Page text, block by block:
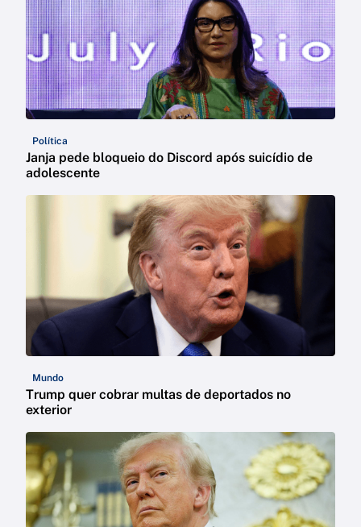
Política
Janja pede bloqueio do Discord após suicídio de
adolescente
Mundo
Trump quer cobrar multas de deportados no
exterior